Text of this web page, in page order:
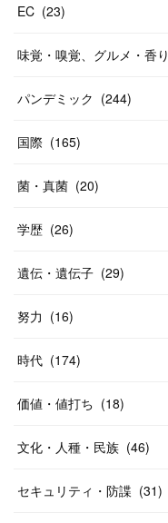
EC (23)
味覚・嗅覚、グルメ・香り
パンデミック (244)
国際 (165)
菌・真菌 (20)
学歴 (26)
遺伝・遺伝子 (29)
努力 (16)
時代 (174)
価値・値打ち (18)
文化・人種・民族 (46)
セキュリティ・防諜 (31)